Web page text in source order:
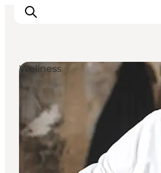
Aktiviteter
Mat och dryck
Planera din resa
Wellness